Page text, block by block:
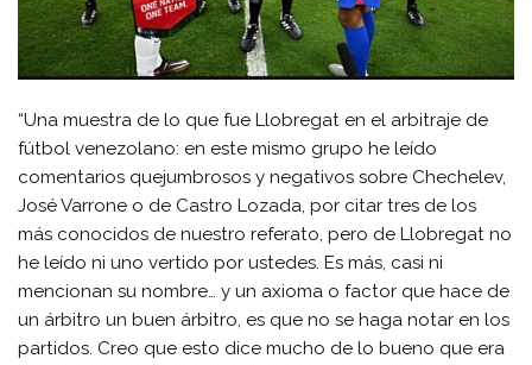
“Una muestra de lo que fue Llobregat en el arbitraje de
fútbol venezolano: en este mismo grupo he leído
comentarios quejumbrosos y negativos sobre Chechelev,
José Varrone o de Castro Lozada, por citar tres de los
más conocidos de nuestro referato, pero de Llobregat no
he leído ni uno vertido por ustedes. Es más, casi ni
mencionan su nombre… y un axioma o factor que hace de
un árbitro un buen árbitro, es que no se haga notar en los
partidos. Creo que esto dice mucho de lo bueno que era